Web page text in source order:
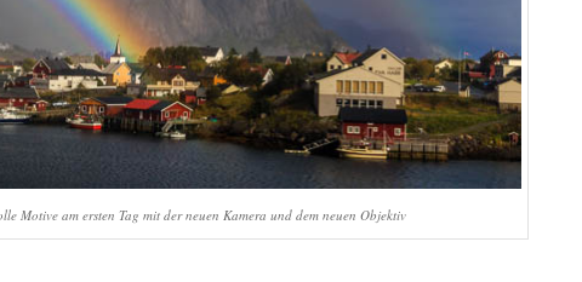
Motive am ersten Tag mit der neuen Kamera und dem neuen Objektiv